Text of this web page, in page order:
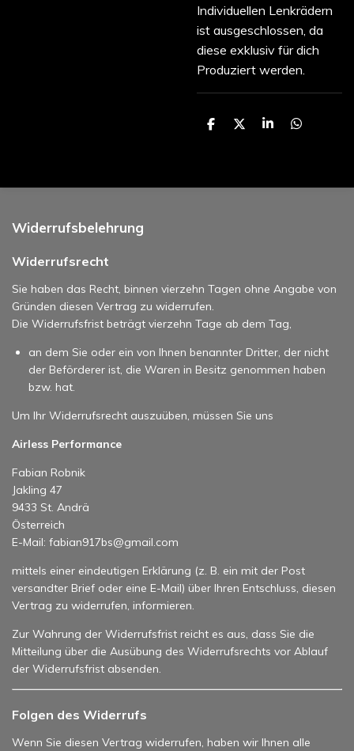
Individuellen Lenkrädern
ist ausgeschlossen, da
diese exklusiv für dich
Produziert werden.
T
n
T
n
T
n
T
n
Widerrufsbelehrung
Widerrufsrecht
Sie haben das Recht, binnen vierzehn Tagen ohne Angabe von
Gründen diesen Vertrag zu widerrufen.
Die Widerrufsfrist beträgt vierzehn Tage ab dem Tag,
an dem Sie oder ein von Ihnen benannter Dritter, der nicht
der Beförderer ist, die Waren in Besitz genommen haben
bzw. hat.
Um Ihr Widerrufsrecht auszuüben, müssen Sie uns
Airless Performance
Fabian Robnik
Jakling 47
9433 St. Andrä
Österreich
E-Mail: fabian917bs@gmail.com
mittels einer eindeutigen Erklärung (z. B. ein mit der Post
versandter Brief oder eine E-Mail) über Ihren Entschluss, diesen
Vertrag zu widerrufen, informieren.
Zur Wahrung der Widerrufsfrist reicht es aus, dass Sie die
Mitteilung über die Ausübung des Widerrufsrechts vor Ablauf
der Widerrufsfrist absenden.
Folgen des Widerrufs
Wenn Sie diesen Vertrag widerrufen, haben wir Ihnen alle